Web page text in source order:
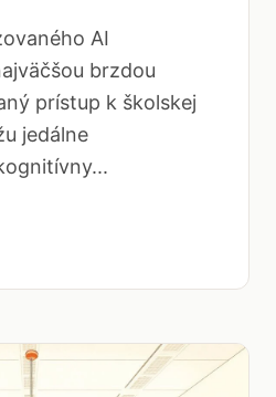
AI
brzdou
prístup k školskej
jedálne